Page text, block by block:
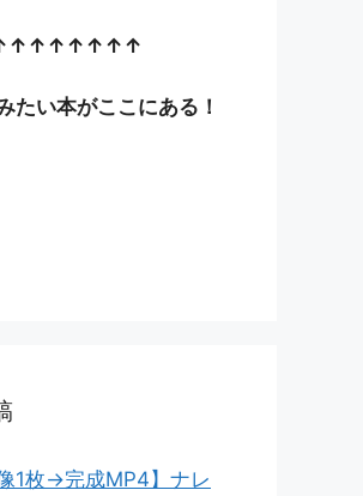
たい本がここにある！
1枚→完成MP4】ナレ